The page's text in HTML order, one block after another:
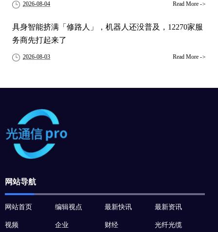
2026-08-04 Read More ->
具身智能挤满「修路人」，机器人还没普及，12270家服
务商先打起来了
2026-08-03 Read More ->
网站导航
网站首页 编辑视点 最新快讯 最新资讯
视频 企业 财经 光纤光缆